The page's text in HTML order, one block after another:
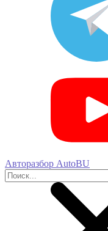
Авторазбор AutoBU